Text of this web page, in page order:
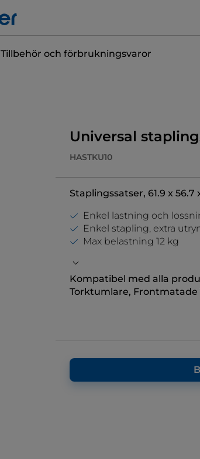
Tillbehör och förbrukningsvaror
Universal
HASTKU10
Staplingssatser, 61.9 x 56.7
Enkel lastning och
Enkel stapling, extra
Max belastning 12 kg
Kompatibel med alla
Torktumlare, Frontmatade